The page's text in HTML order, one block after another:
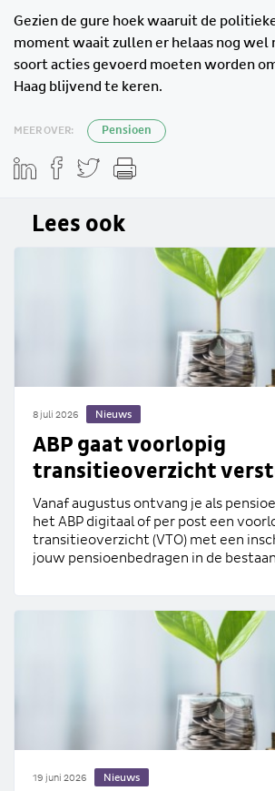
Gezien de gure hoek waaruit de
moment waait zullen er helaas nog wel
soort acties gevoerd moeten worden
Haag blijvend te keren.
MEER OVER: Pensioen
Lees ook
8 juli 2026 Nieuws
ABP gaat voorlopig
transitieoverzicht
Vanaf augustus ontvang je als
het ABP digitaal of per post een
transitieoverzicht (VTO) met een
jouw pensioenbedragen in de
19 juni 2026 Nieuws